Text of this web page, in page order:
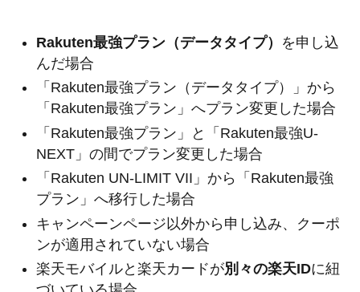
Rakuten最強プラン（データタイプ）
を申し込
んだ場合
「Rakuten最強プラン（データタイプ）」から
「Rakuten最強プラン」へプラン変更した場合
「Rakuten最強プラン」と「Rakuten最強U-
NEXT」の間でプラン変更した場合
「Rakuten UN-LIMIT VII」から「Rakuten最強
プラン」へ移行した場合
キャンペーンページ以外から申し込み、クーポ
ンが適用されていない場合
楽天モバイルと楽天カードが別々の楽天IDに紐